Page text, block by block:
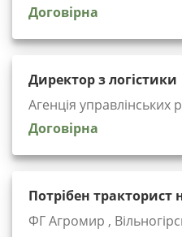
Договірна
Директор з логістики
Агенція управлінських
Договірна
Потрібен тракторист
ФГ Агромир ,